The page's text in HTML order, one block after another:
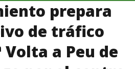
prepara
de tráfico
Volta a Peu de